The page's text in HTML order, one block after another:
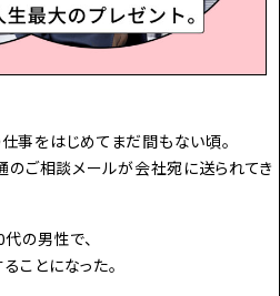
事をはじめてまだ間もない頃。
のご相談メールが会社宛に送られてき
の男性で、
ことになった。